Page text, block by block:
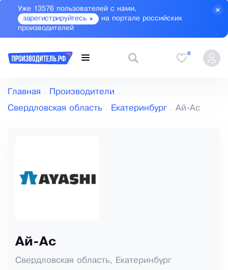
Уже 13576 пользователей с нами,
зарегистрируйтесь
на портале российских
производителей
0
Главная Производители
Свердловская область Екатеринбург Ай-Ас
Ай-Ас
Свердловская область, Екатеринбург